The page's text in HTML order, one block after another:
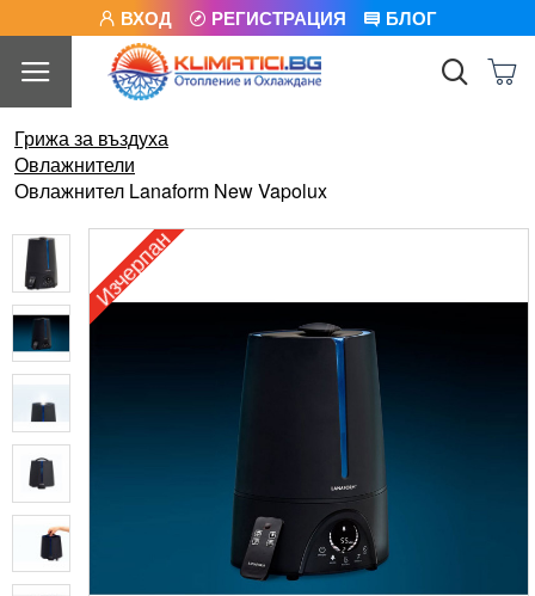
ВХОД РЕГИСТРАЦИЯ БЛОГ
Грижа за въздуха
Овлажнители
Овлажнител Lanaform New Vapolux
Изчерпан